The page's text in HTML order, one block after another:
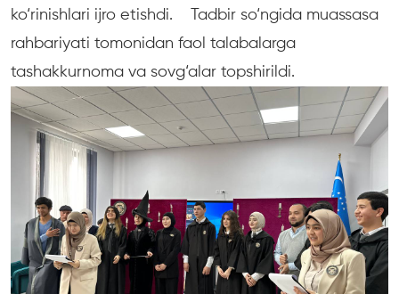
ko‘rinishlari ijro etishdi. Tadbir so‘ngida muassasa
rahbariyati tomonidan faol talabalarga
tashakkurnoma va sovg‘alar topshirildi.